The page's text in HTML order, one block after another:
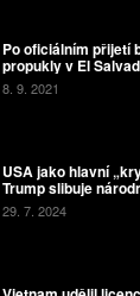
Po oficiálním přijetí
propukly v El
8. 9. 2021
USA jako hlavní
Trump slibuje
29. 7. 2024